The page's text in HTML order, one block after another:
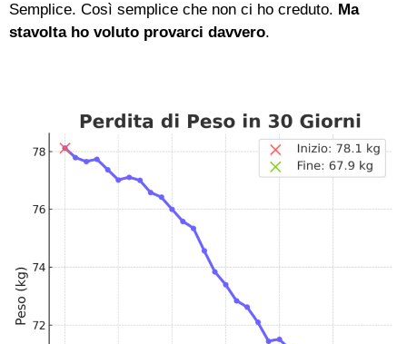
Semplice. Così semplice che non ci ho creduto. Ma
stavolta ho voluto provarci davvero.